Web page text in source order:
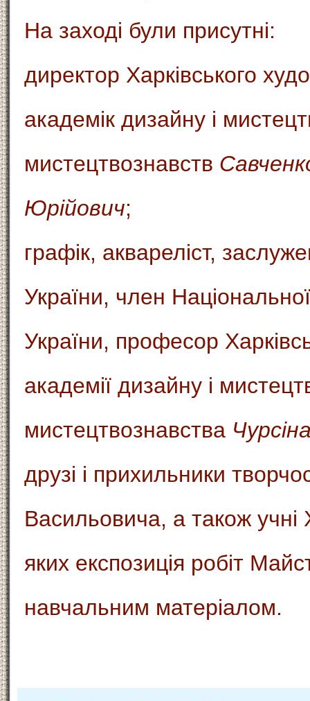
На заході були присутні:
директор Харківського
академік дизайну і
мистецтвознавств
Юрійович;
графік, аквареліст,
України, член
України, професор
академії дизайну і
мистецтвознавства
друзі і прихильники
Васильовича, а також
яких експозиція робіт
навчальним матеріалом.